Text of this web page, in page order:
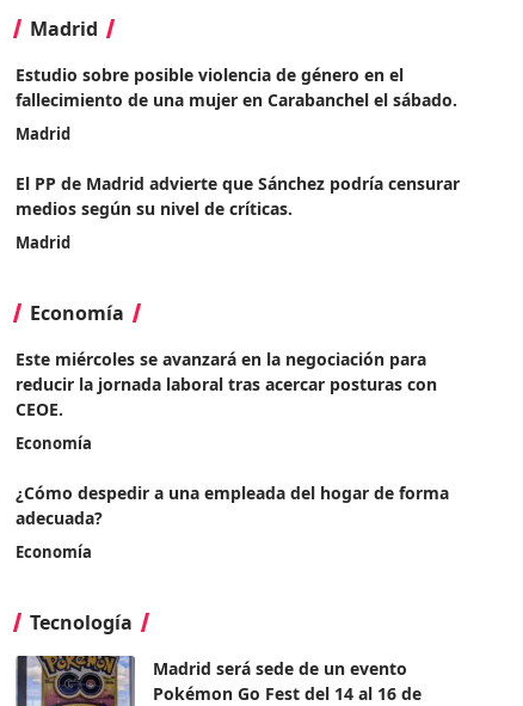
Madrid
Estudio sobre posible violencia de género en el
fallecimiento de una mujer en Carabanchel el sábado.
Madrid
El PP de Madrid advierte que Sánchez podría censurar
medios según su nivel de críticas.
Madrid
Economía
Este miércoles se avanzará en la negociación para
reducir la jornada laboral tras acercar posturas con
CEOE.
Economía
¿Cómo despedir a una empleada del hogar de forma
adecuada?
Economía
Tecnología
Madrid será sede de un evento
Pokémon Go Fest del 14 al 16 de